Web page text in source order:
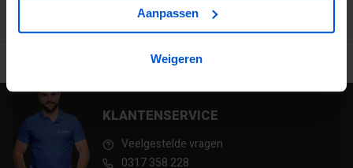
Aanpassen
Weigeren
Ruime voorraad in kwalitatieve producten
KLANTENSERVICE
Veelgestelde vragen
0317 358 228